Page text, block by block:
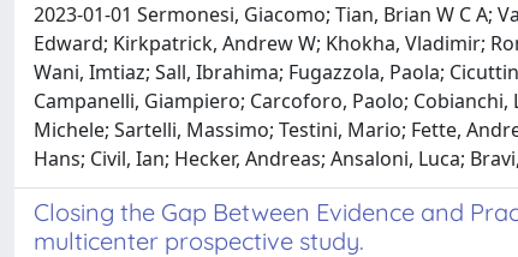
2023-01-01 Sermonesi, Giacomo; Tian, Brian W C A;
Edward; Kirkpatrick, Andrew W; Khokha, Vladimir;
Wani, Imtiaz; Sall, Ibrahima; Fugazzola, Paola;
Campanelli, Giampiero; Carcoforo, Paolo;
Michele; Sartelli, Massimo; Testini, Mario; Fette,
Hans; Civil, Ian; Hecker, Andreas; Ansaloni, Luca;
Closing the Gap Between Evidence and
multicenter prospective study.